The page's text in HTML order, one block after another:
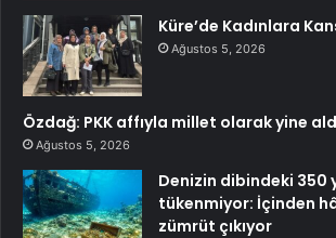
Küre’de Kadınlara
Ağustos 5, 2026
Özdağ: PKK affıyla millet olarak yine
Ağustos 5, 2026
Denizin dibindeki 350
tükenmiyor: İçinden
zümrüt çıkıyor